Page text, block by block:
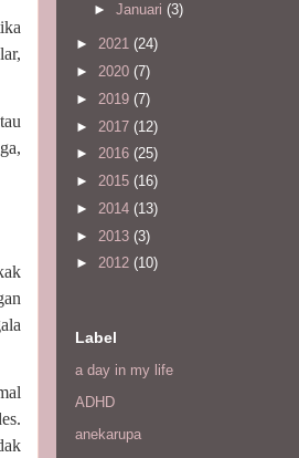
► Januari (3)
► 2021 (24)
► 2020 (7)
► 2019 (7)
► 2017 (12)
► 2016 (25)
► 2015 (16)
► 2014 (13)
► 2013 (3)
► 2012 (10)
Label
a day in my life
ADHD
anekarupa